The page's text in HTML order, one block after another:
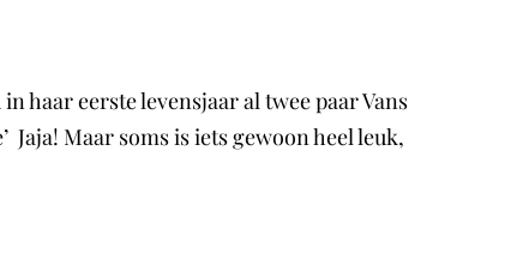
haar eerste levensjaar al twee paar Vans
Jaja! Maar soms is iets gewoon heel leuk,